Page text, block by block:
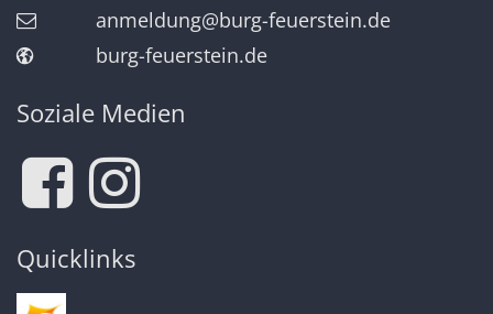
anmeldung@burg-feuerstein.de
burg-feuerstein.de
Soziale Medien
Quicklinks